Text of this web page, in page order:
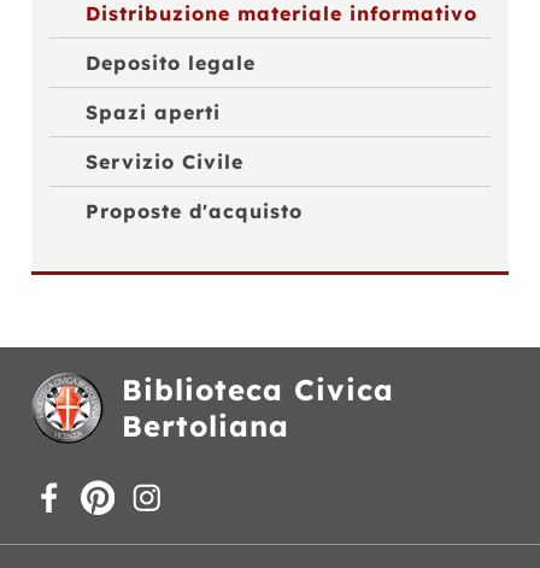
Distribuzione materiale informativo
Deposito legale
Spazi aperti
Servizio Civile
Proposte d'acquisto
Biblioteca Civica
Bertoliana